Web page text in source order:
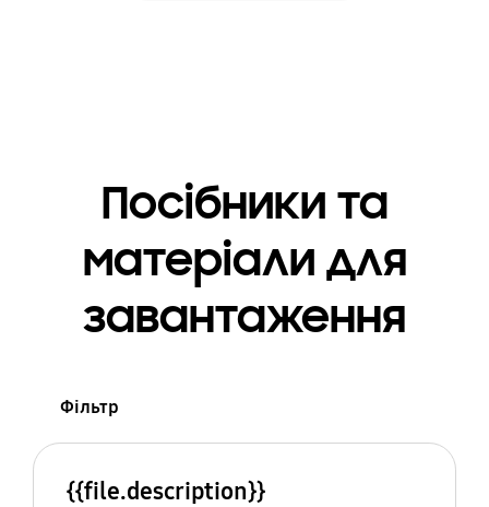
Посібники та
матеріали для
завантаження
Фільтр
{{file.description}}